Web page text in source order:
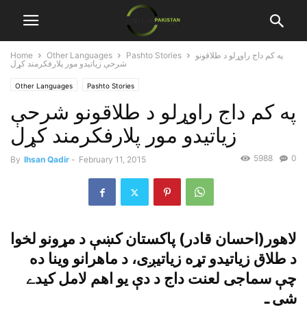
Home Other Languages Pashto Stories
په کم داج راوړلو د طلاقونو
شرحې زياتيدو مور پلارفکرمند کړل
Other Languages Pashto Stories
په کم داج راوړلو د طلاقونو شرحې
زياتيدو مور پلارفکرمند کړل
By Ihsan Qadir - February 11, 2015 0
5988
لاهور(احسان قادر) پاکستان کښې د مړونو لخوا
د طلاق زياتيدو تړه زياتيږى، د ماهرانو وينا ده
چې سماجى لعنت داج د دې يو اهم لامل کيدے
شى ـ